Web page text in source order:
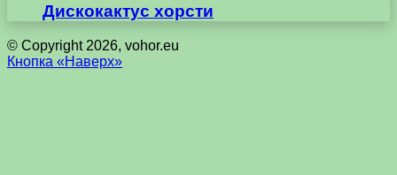
Дискокактус хорсти
© Copyright 2026, vohor.eu
Кнопка «Наверх»